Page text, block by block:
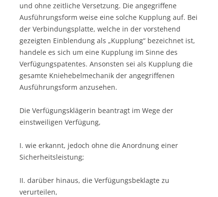
und ohne zeitliche Versetzung. Die angegriffene
Ausführungsform weise eine solche Kupplung auf. Bei
der Verbindungsplatte, welche in der vorstehend
gezeigten Einblendung als „Kupplung“ bezeichnet ist,
handele es sich um eine Kupplung im Sinne des
Verfügungspatentes. Ansonsten sei als Kupplung die
gesamte Kniehebelmechanik der angegriffenen
Ausführungsform anzusehen.
Die Verfügungsklägerin beantragt im Wege der
einstweiligen Verfügung,
I. wie erkannt, jedoch ohne die Anordnung einer
Sicherheitsleistung;
II. darüber hinaus, die Verfügungsbeklagte zu
verurteilen,